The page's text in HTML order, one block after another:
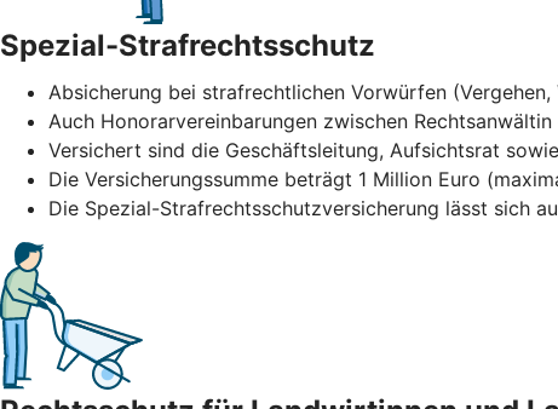
Spezial-Strafrechtsschutz
Absicherung bei strafrechtlichen Vorwürfen
Auch Honorarvereinbarungen zwischen
Versichert sind die Geschäftsleitung, Aufsichtsrat
Die Versicherungssumme beträgt 1 Million Euro
Die Spezial-Strafrechtsschutzversicherung lässt sich